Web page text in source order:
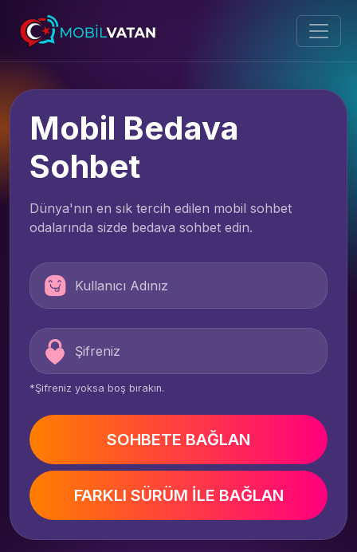
Mobil Bedava
Sohbet
Dünya'nın en sık tercih edilen mobil sohbet
odalarında sizde bedava sohbet edin.
*Şifreniz yoksa boş bırakın.
SOHBETE BAĞLAN
FARKLI SÜRÜM İLE BAĞLAN